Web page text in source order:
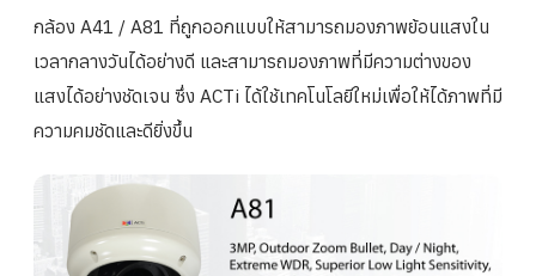
กล้อง A41 / A81 ที่ถูกออกแบบให้สามารถมองภาพย้อนแสงใน
เวลากลางวันได้อย่างดี และสามารถมองภาพที่มีความต่างของ
แสงได้อย่างชัดเจน ซึ่ง ACTi ได้ใช้เทคโนโลยีใหม่เพื่อให้ได้ภาพที่มี
ความคมชัดและดียิ่งขึ้น